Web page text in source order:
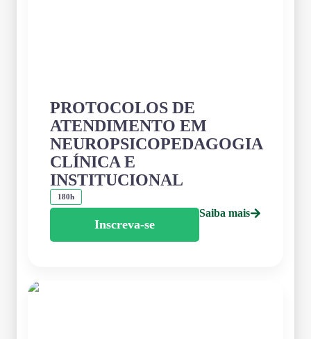
PROTOCOLOS DE
ATENDIMENTO EM
NEUROPSICOPEDAGOGIA
CLÍNICA E
INSTITUCIONAL
180h
Inscreva-se
Saiba mais